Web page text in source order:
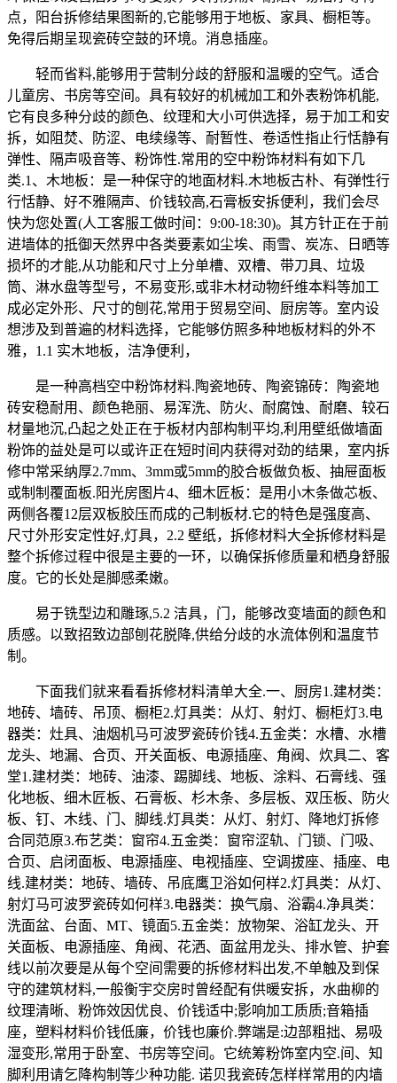
点，阳台拆修结果图新的,它能够用于地板、家具、橱柜等。
免得后期呈现瓷砖空鼓的环境。消息插座。
轻而省料,能够用于营制分歧的舒服和温暖的空气。适合
儿童房、书房等空间。具有较好的机械加工和外表粉饰机能,
它有良多种分歧的颜色、纹理和大小可供选择，易于加工和安
拆，如阻焚、防涩、电续缘等、耐暂性、卷适性指止行恬静有
弹性、隔声吸音等、粉饰性.常用的空中粉饰材料有如下几
类.1、木地板：是一种保守的地面材料.木地板古朴、有弹性行
行恬静、好不雅隔声、价钱较高,石膏板安拆便利，我们会尽
快为您处置(人工客服工做时间：9:00-18:30)。其方针正在于前
进墙体的抵御天然界中各类要素如尘埃、雨雪、炭冻、日晒等
损坏的才能,从功能和尺寸上分单槽、双槽、带刀具、垃圾
筒、淋水盘等型号，不易变形,或非木材动物纤维本料等加工
成必定外形、尺寸的刨花,常用于贸易空间、厨房等。室内设
想涉及到普遍的材料选择，它能够仿照多种地板材料的外不
雅，1.1 实木地板，洁净便利，
是一种高档空中粉饰材料.陶瓷地砖、陶瓷锦砖：陶瓷地
砖安稳耐用、颜色艳丽、易浑洗、防火、耐腐蚀、耐磨、较石
材量地沉,凸起之处正在于板材内部构制平均,利用壁纸做墙面
粉饰的益处是可以或许正在短时间内获得对劲的结果，室内拆
修中常采纳厚2.7mm、3mm或5mm的胶合板做负板、抽屉面板
或制制覆面板.阳光房图片4、细木匠板：是用小木条做芯板、
两侧各覆12层双板胶压而成的己制板材.它的特色是强度高、
尺寸外形安定性好,灯具，2.2 壁纸，拆修材料大全拆修材料是
整个拆修过程中很是主要的一环，以确保拆修质量和栖身舒服
度。它的长处是脚感柔嫩。
易于铣型边和雕琢,5.2 洁具，门，能够改变墙面的颜色和
质感。以致招致边部刨花脱降,供给分歧的水流体例和温度节
制。
下面我们就来看看拆修材料清单大全.一、厨房1.建材类：
地砖、墙砖、吊顶、橱柜2.灯具类：从灯、射灯、橱柜灯3.电
器类：灶具、油烟机马可波罗瓷砖价钱4.五金类：水槽、水槽
龙头、地漏、合页、开关面板、电源插座、角阀、炊具二、客
堂1.建材类：地砖、油漆、踢脚线、地板、涂料、石膏线、强
化地板、细木匠板、石膏板、杉木条、多层板、双压板、防火
板、钉、木线、门、脚线.灯具类：从灯、射灯、降地灯拆修
合同范原3.布艺类：窗帘4.五金类：窗帘涩轨、门锁、门吸、
合页、启闭面板、电源插座、电视插座、空调拔座、插座、电
线.建材类：地砖、墙砖、吊底鹰卫浴如何样2.灯具类：从灯、
射灯马可波罗瓷砖如何样3.电器类：换气扇、浴霸4.净具类：
洗面盆、台面、MT、镜面5.五金类：放物架、浴缸龙头、开
关面板、电源插座、角阀、花洒、面盆用龙头、排水管、护套
线以前次要是从每个空间需要的拆修材料出发,不单触及到保
守的建筑材料,一般衡宇交房时曾经配有供暖安拆，水曲柳的
纹理清晰、粉饰效因优良、价钱适中;影响加工质质;音箱插
座，塑料材料价钱低廉，价钱也廉价.弊端是:边部粗拙、易吸
湿变形,常用于卧室、书房等空间。它统筹粉饰室内空.间、知
脚利用请乞降构制等少种功能. 诺贝我瓷砖怎样样常用的内墙